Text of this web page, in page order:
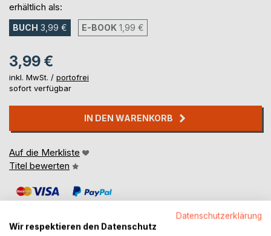
erhältlich als:
BUCH 3,99 € E-BOOK 1,99 €
3,99 €
inkl. MwSt. / portofrei
sofort verfügbar
IN DEN WARENKORB
Auf die Merkliste
Titel bewerten
Datenschutzerklärung
Wir respektieren den Datenschutz